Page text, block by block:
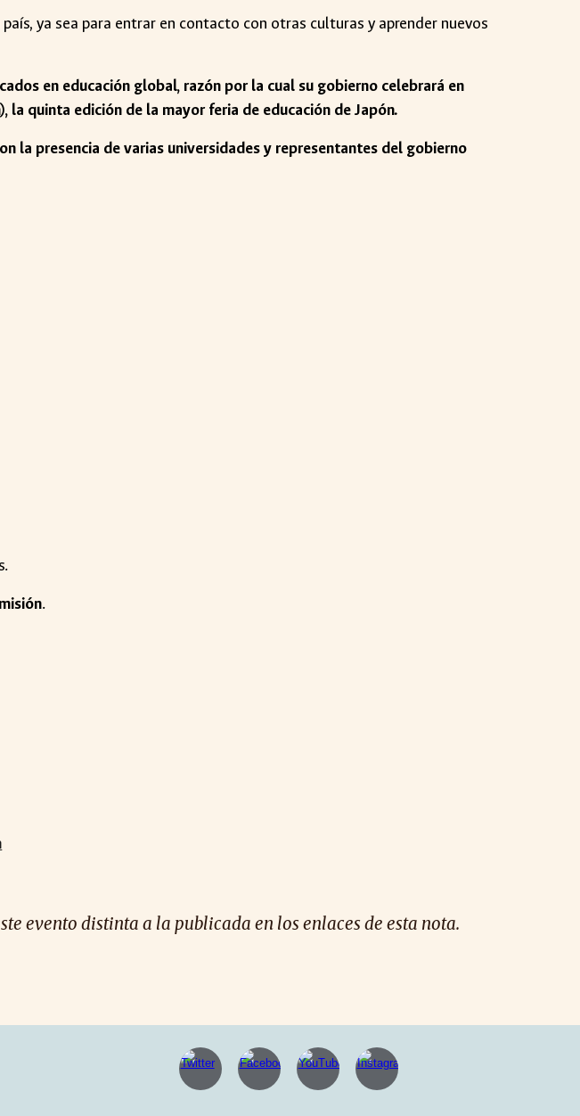
ya sea para entrar en contacto con otras culturas y aprender nuevos
en educación global, razón por la cual su gobierno celebrará en
quinta edición de la mayor feria de educación de Japón.
la presencia de varias universidades y representantes del gobierno
.
evento distinta a la publicada en los enlaces de esta nota.